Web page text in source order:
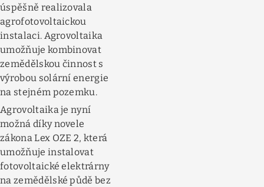
úspěšně realizovala
agrofotovoltaickou
instalaci. Agrovoltaika
umožňuje kombinovat
zemědělskou činnost s
výrobou solární energie
na stejném pozemku.
Agrovoltaika je nyní
možná díky novele
zákona Lex OZE 2, která
umožňuje instalovat
fotovoltaické elektrárny
na zemědělské půdě bez